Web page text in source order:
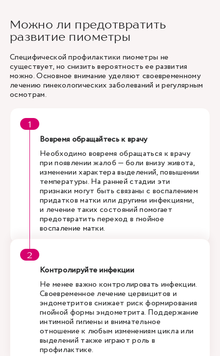
Можно ли предотвратить
развитие пиометры
Специфической профилактики пиометры не
существует, но снизить вероятность ее развития
можно. Основное внимание уделяют своевременному
лечению гинекологических заболеваний и регулярным
осмотрам.
Вовремя обращайтесь к врачу
Необходимо вовремя обращаться к врачу
при появлении жалоб — боли внизу живота,
изменении характера выделений, повышении
температуры. На ранней стадии эти
признаки могут быть связаны с воспалением
придатков матки или другими инфекциями,
и лечение таких состояний помогает
предотвратить переход в гнойное
воспаление матки.
Контролируйте инфекции
Не менее важно контролировать инфекции.
Своевременное лечение цервицитов и
эндометритов снижает риск формирования
гнойной формы эндометрита. Поддержание
интимной гигиены и внимательное
отношение к любым изменениям цикла или
выделений также играют роль в
профилактике.